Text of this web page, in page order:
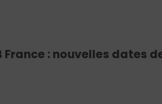
: nouvelles dates